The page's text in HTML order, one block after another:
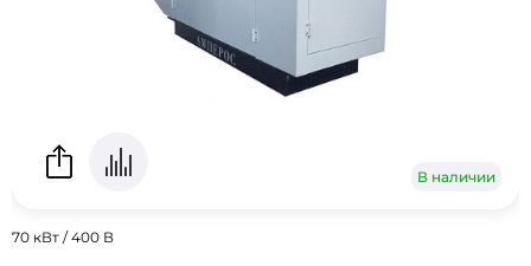
В наличии
70 кВт / 400 В